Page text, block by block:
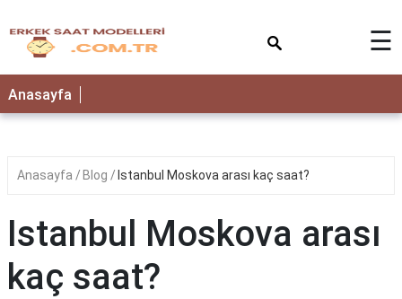
☰
Anasayfa
Anasayfa Blog Istanbul Moskova arası kaç saat?
Istanbul Moskova arası
kaç saat?